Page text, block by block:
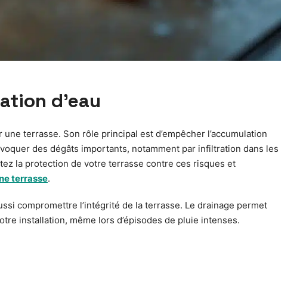
d’eau
terrasse. Son rôle principal est d’empêcher l’accumulation
des dégâts importants, notamment par infiltration dans les
la protection de votre terrasse contre ces risques et
terrasse.
compromettre l’intégrité de la terrasse. Le drainage permet
installation, même lors d’épisodes de pluie intenses.